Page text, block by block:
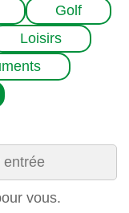
Golf
Loisirs
vous.